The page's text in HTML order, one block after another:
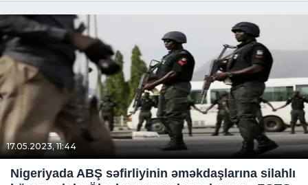
17.05.2023, 11:44
Nigeriyada ABŞ səfirliyinin əməkdaşlarına silahlı